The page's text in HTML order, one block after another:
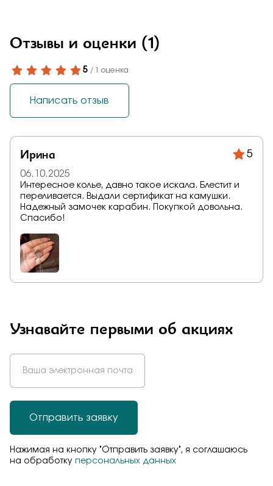
Отзывы и оценки (1)
5 / 1 оценка
Ирина 5
06.10.2025
Интересное колье, давно такое искала. Блестит и
переливается. Выдали сертификат на камушки.
Надежный замочек карабин. Покупкой довольна.
Спасибо!
Написать отзыв
Узнавайте первыми об акциях
Отправить заявку
Нажимая на кнопку "Отправить заявку", я соглашаюсь
на обработку персональных данных